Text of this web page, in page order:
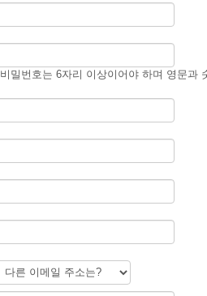
비밀번호는 6자리 이상이어야 하며 영문과